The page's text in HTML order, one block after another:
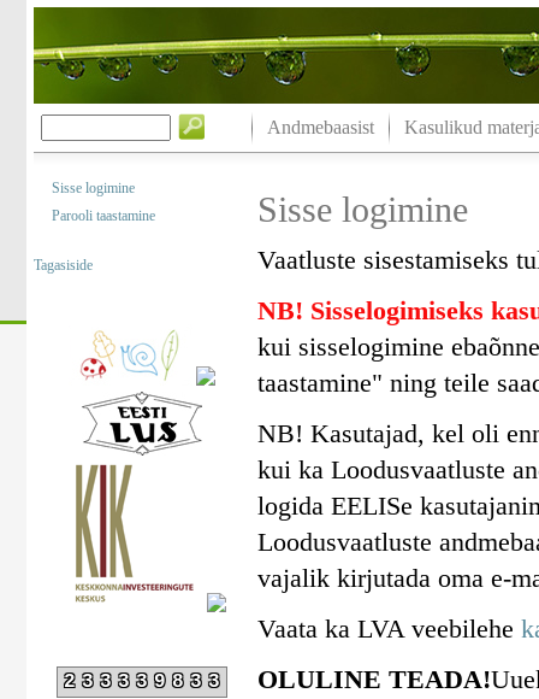
Andmebaasist Kasulikud
Sisse logimine
Parooli taastamine
Tagasiside
233339833
Sisse logimine
Vaatluste sisestamiseks
NB! Sisselogimiseks
kui sisselogimine
taastamine" ning teile
NB! Kasutajad, kel oli
kui ka Loodusvaatluste
logida EELISe
Loodusvaatluste
vajalik kirjutada oma e-
Vaata ka LVA veebilehe
OLULINE TEADA!